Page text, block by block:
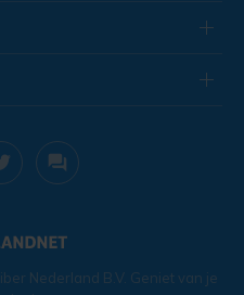
Nederland B.V. Geniet van je